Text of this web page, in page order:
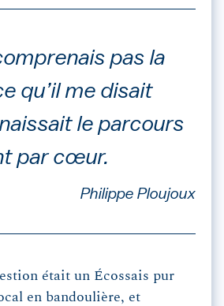
pas la
qu’il me disait
le parcours
par cœur.
Philippe Ploujoux
était un Écossais pur
en bandoulière, et